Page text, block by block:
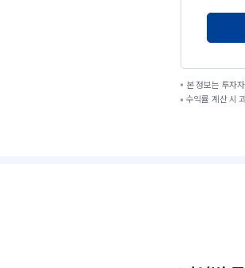
본 정보는 투자
수익률 계산 시